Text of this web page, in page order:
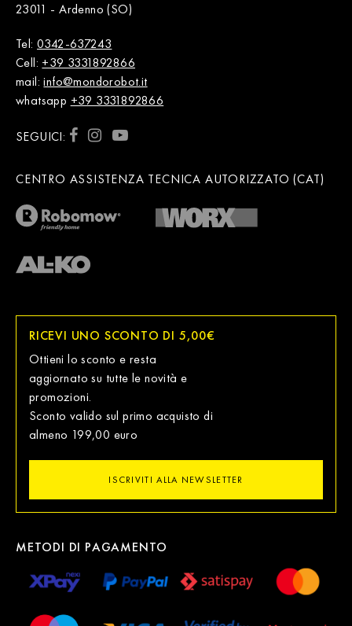
23011 - Ardenno (SO)
Tel: 0342-637243
Cell: +39 3331892866
mail:info@mondorobot.it
whatsapp +39 3331892866
SEGUICI:
CENTRO ASSISTENZA TECNICA AUTORIZZATO (CAT)
RICEVI UNO SCONTO DI 5,00€
Ottieni lo sconto e resta
aggiornato su tutte le novità e
promozioni.
Sconto valido sul primo acquisto di
almeno 199,00 euro
ISCRIVITI ALLA NEWSLETTER
METODI DI PAGAMENTO